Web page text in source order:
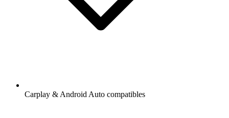
Carplay & Android Auto compatibles